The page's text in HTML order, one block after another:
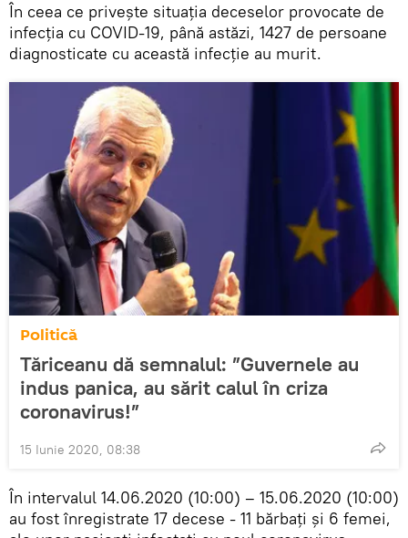
În ceea ce privește situația deceselor provocate de
infecția cu COVID-19, până astăzi, 1427 de persoane
diagnosticate cu această infecție au murit.
Politică
Tăriceanu dă semnalul: ”Guvernele au
indus panica, au sărit calul în criza
coronavirus!”
15 Iunie 2020, 08:38
În intervalul 14.06.2020 (10:00) – 15.06.2020 (10:00)
au fost înregistrate 17 decese - 11 bărbați și 6 femei,